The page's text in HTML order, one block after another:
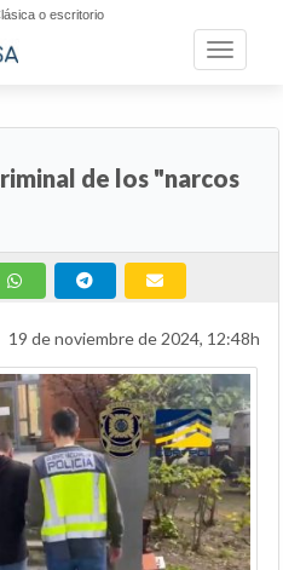
o escritorio
Toggle
de los "narcos
19 de noviembre de 2024, 12:48h